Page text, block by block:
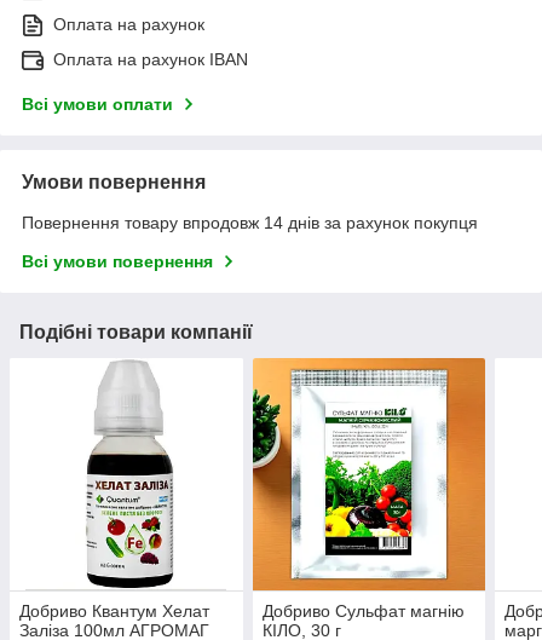
Оплата на рахунок
Оплата на рахунок IBAN
Всі умови оплати
Умови повернення
Повернення товару впродовж 14 днів за рахунок покупця
Всі умови повернення
Подібні товари компанії
Добриво Квантум Хелат
Заліза 100мл АГРОМАГ
Добриво Сульфат магнію
КІЛО, 30 г